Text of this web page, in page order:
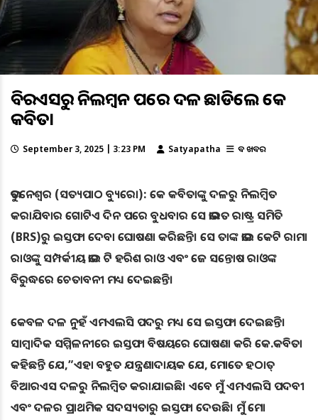
ବିଆରଏସରୁ ନିଲମ୍ବନ ପରେ ଦଳ ଛାଡିଲେ କେ
କବିତା
September 3, 2025 | 3:23 PM Satyapatha ବଡ ଖବର
ଭୁବନେଶ୍ୱର (ସତ୍ୟପାଠ ବ୍ୟୁରୋ): କେ କବିତାଙ୍କୁ ଦଳରୁ ନିଲମ୍ବିତ
କରାଯିବାର ଗୋଟିଏ ଦିନ ପରେ ବୁଧବାର ସେ ଭାରତ ରାଷ୍ଟ୍ର ସମିତି
(BRS)ରୁ ଇସ୍ତଫା ଦେବା ଘୋଷଣା କରିଛନ୍ତି। ସେ ତାଙ୍କ ଭାଇ କେଟି ରାମା
ରାଓଙ୍କୁ ସମ୍ପର୍କୀୟ ଭାଇ ଟି ହରିଶ ରାଓ ଏବଂ ଜେ ସନ୍ତୋଷ ରାଓଙ୍କ
ବିରୁଦ୍ଧରେ ଚେତାବନୀ ମଧ୍ୟ ଦେଇଛନ୍ତି।
କେବଳ ଦଳ ନୁହଁ ଏମଏଲସି ପଦରୁ ମଧ୍ୟ ସେ ଇସ୍ତଫା ଦେଇଛନ୍ତି।
ସାମ୍ବାଦିକ ସମ୍ମିଳନୀରେ ଇସ୍ତଫା ବିଷୟରେ ଘୋଷଣା କରି କେ.କବିତା
କହିଛନ୍ତି ଯେ,”ଏହା ବହୁତ ଯନ୍ତ୍ରଣାଦାୟକ ଯେ, ମୋତେ ହଠାତ୍
ବିଆରଏସ ଦଳରୁ ନିଲମ୍ବିତ କରାଯାଇଛି। ଏବେ ମୁଁ ଏମଏଲସି ପଦବୀ
ଏବଂ ଦଳର ପ୍ରାଥମିକ ସଦସ୍ୟତାରୁ ଇସ୍ତଫା ଦେଉଛି। ମୁଁ ମୋ